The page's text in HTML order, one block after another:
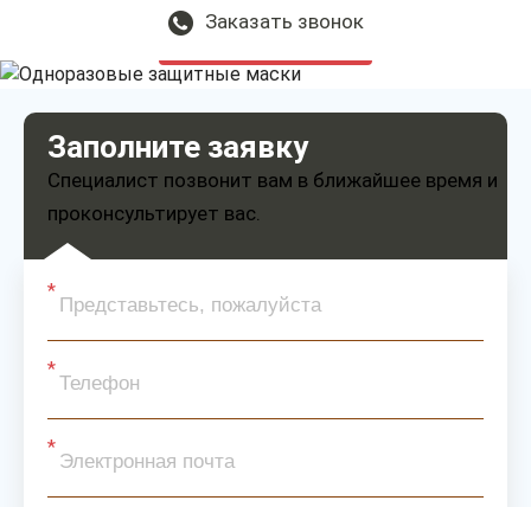
Заказать звонок
в Сыктывкаре
Заполните заявку
Специалист позвонит вам в ближайшее время и
проконсультирует вас.